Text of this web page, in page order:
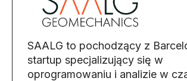
SAALG to pochodzący z
startup specjalizujący się w
oprogramowaniu i analizie w